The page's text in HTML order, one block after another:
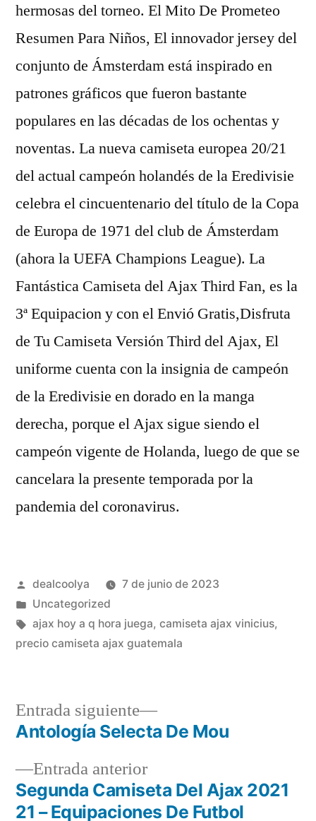
hermosas del torneo. El Mito De Prometeo
Resumen Para Niños, El innovador jersey del
conjunto de Ámsterdam está inspirado en
patrones gráficos que fueron bastante
populares en las décadas de los ochentas y
noventas. La nueva camiseta europea 20/21
del actual campeón holandés de la Eredivisie
celebra el cincuentenario del título de la Copa
de Europa de 1971 del club de Ámsterdam
(ahora la UEFA Champions League). La
Fantástica Camiseta del Ajax Third Fan, es la
3ª Equipacion y con el Envió Gratis,Disfruta
de Tu Camiseta Versión Third del Ajax, El
uniforme cuenta con la insignia de campeón
de la Eredivisie en dorado en la manga
derecha, porque el Ajax sigue siendo el
campeón vigente de Holanda, luego de que se
cancelara la presente temporada por la
pandemia del coronavirus.
Publicado
por
dealcoolya
7 de junio de 2023
Publicado
en
Uncategorized
Etiquetas:
ajax hoy a q hora juega, camiseta ajax vinicius,
precio camiseta ajax guatemala
Navegación
de
entradas
Entrada anteriorEntrada
anterior:
Segunda Camiseta Del Ajax 2021
21 – Equipaciones De Futbol
Entrada siguiente
Entrada
siguiente:
Antología Selecta De Mou